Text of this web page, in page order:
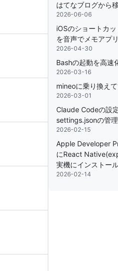
はてなブログから
2026-06-06
iOSのショートカ
を音声でメモアプ
2026-04-30
Bashの起動を高速
2026-03-16
mineoに乗り換え
2026-03-01
Claude Codeの設
settings.jsonの管
2026-02-15
Apple Developer
にReact
実機にインストー
2026-02-14